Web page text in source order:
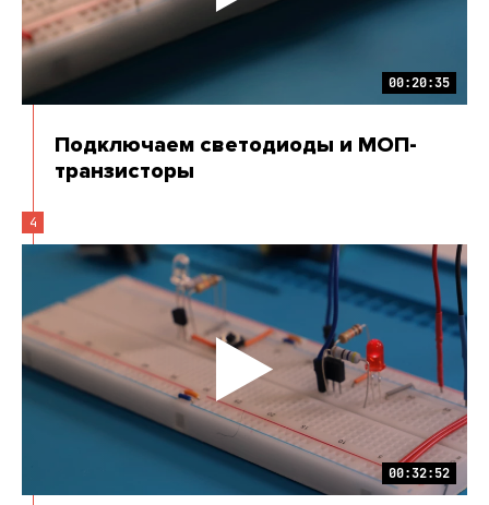
00:20:35
Подключаем светодиоды и МОП-
транзисторы
4
00:32:52